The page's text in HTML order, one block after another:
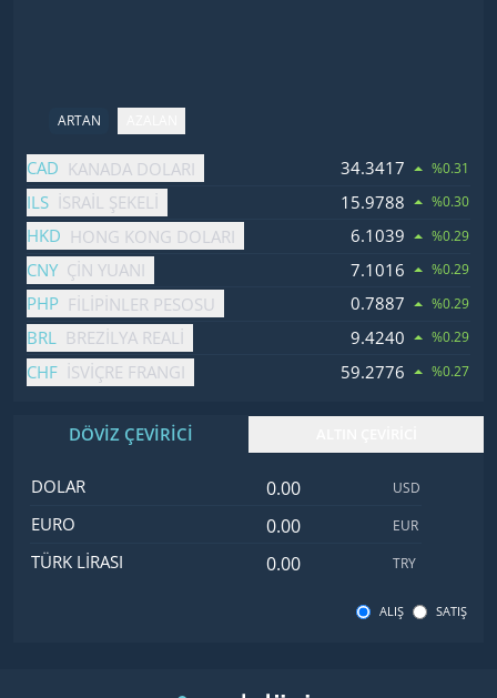
ARTAN
İsim FiyatDeğişim
CAD KANADA DOLARI 34.3417 %0.31
ILS İSRAIL ŞEKELI 15.9788 %0.30
HKD HONG KONG DOLARI 6.1039 %0.29
CNY ÇIN YUANI 7.1016 %0.29
PHP FILIPINLER PESOSU 0.7887 %0.29
BRL BREZILYA REALI 9.4240 %0.29
CHF İSVIÇRE FRANGI 59.2776 %0.27
DÖVİZ ÇEVİRİCİ
İsimDeğer
DOLAR Dolar değeri USD
EURO Euro değeri EUR
TÜRK LIRASI Türk Lirası değeri
TRY
ALIŞ SATIŞ